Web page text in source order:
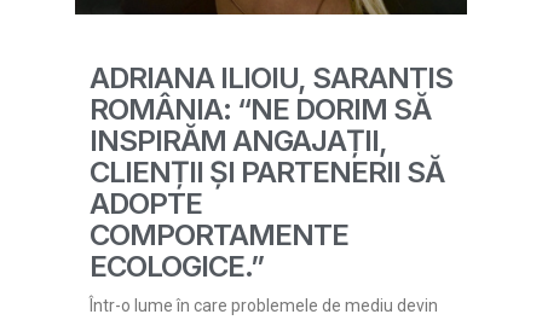
ADRIANA ILIOIU, SARANTIS
ROMÂNIA: “NE DORIM SĂ
INSPIRĂM ANGAJAȚII,
CLIENȚII ȘI PARTENERII SĂ
ADOPTE
COMPORTAMENTE
ECOLOGICE.”
Într-o lume în care problemele de mediu devin